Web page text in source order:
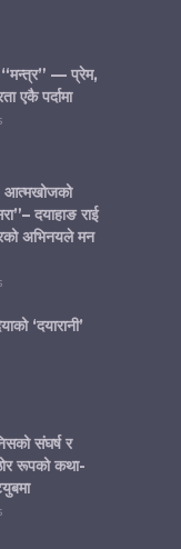
“मन्त्र” — प्रेम,
एकै पर्दामा
आत्मखोजको
दयाहाङ राई
अभिनयले मन
‘दयारानी’
संघर्ष र
रूपको कथा-